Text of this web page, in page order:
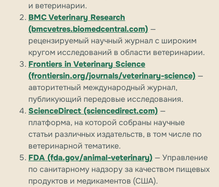
и ветеринарии.
BMC Veterinary Research
(bmcvetres.biomedcentral.com) —
рецензируемый научный журнал с широким
кругом исследований в области ветеринарии.
Frontiers in Veterinary Science
(frontiersin.org/journals/veterinary-science) —
авторитетный международный журнал,
публикующий передовые исследования.
ScienceDirect (sciencedirect.com) —
платформа, на которой собраны научные
статьи различных издательств, в том числе по
ветеринарной тематике.
FDA (fda.gov/animal-veterinary) — Управление
по санитарному надзору за качеством пищевых
продуктов и медикаментов (США).